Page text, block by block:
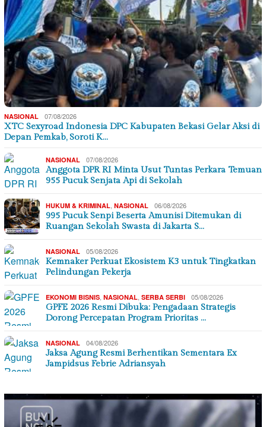
NASIONAL 07/08/2026
XTC Sexyroad Indonesia DPC Kabupaten Bekasi Gelar Aksi di
Depan Pemkab, Soroti K…
NASIONAL 07/08/2026
Anggota DPR RI Minta Usut Tuntas Perkara Temuan
955 Pucuk Senjata Api di Sekolah
HUKUM & KRIMINAL NASIONAL 06/08/2026
995 Pucuk Senpi Beserta Amunisi Ditemukan di
Ruangan Sekolah Swasta di Jakarta S…
NASIONAL 05/08/2026
Kemnaker Perkuat Ekosistem K3 untuk Tingkatkan
Pelindungan Pekerja
EKONOMI BISNIS NASIONAL SERBA SERBI 05/08/2026
GPFE 2026 Resmi Dibuka: Pengadaan Strategis
Dorong Percepatan Program Prioritas …
NASIONAL 04/08/2026
Jaksa Agung Resmi Berhentikan Sementara Ex
Jampidsus Febrie Adriansyah